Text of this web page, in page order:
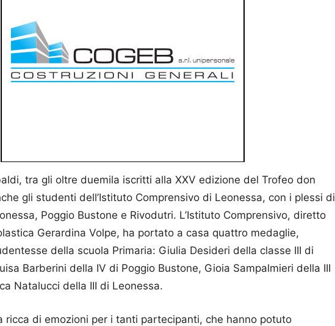
tra gli oltre duemila iscritti alla XXV edizione del Trofeo don
gli studenti dell’Istituto Comprensivo di Leonessa, con i plessi di
Poggio Bustone e Rivodutri. L’Istituto Comprensivo, diretto
Gerardina Volpe, ha portato a casa quattro medaglie,
della scuola Primaria: Giulia Desideri della classe III di
Barberini della IV di Poggio Bustone, Gioia Sampalmieri della III
Natalucci della III di Leonessa.
ricca di emozioni per i tanti partecipanti, che hanno potuto